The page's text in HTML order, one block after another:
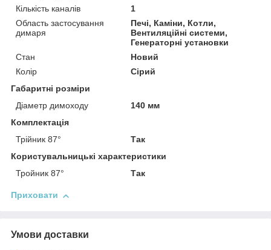
Кількість каналів
1
Область застосування
димаря
Печі, Каміни, Котли,
Вентиляційні системи,
Генераторні установки
Стан
Новий
Колір
Сірий
Габаритні розміри
Діаметр димоходу
140 мм
Комплектація
Трійник 87°
Так
Користувальницькі характеристики
Тройник 87°
Так
Приховати
Умови доставки